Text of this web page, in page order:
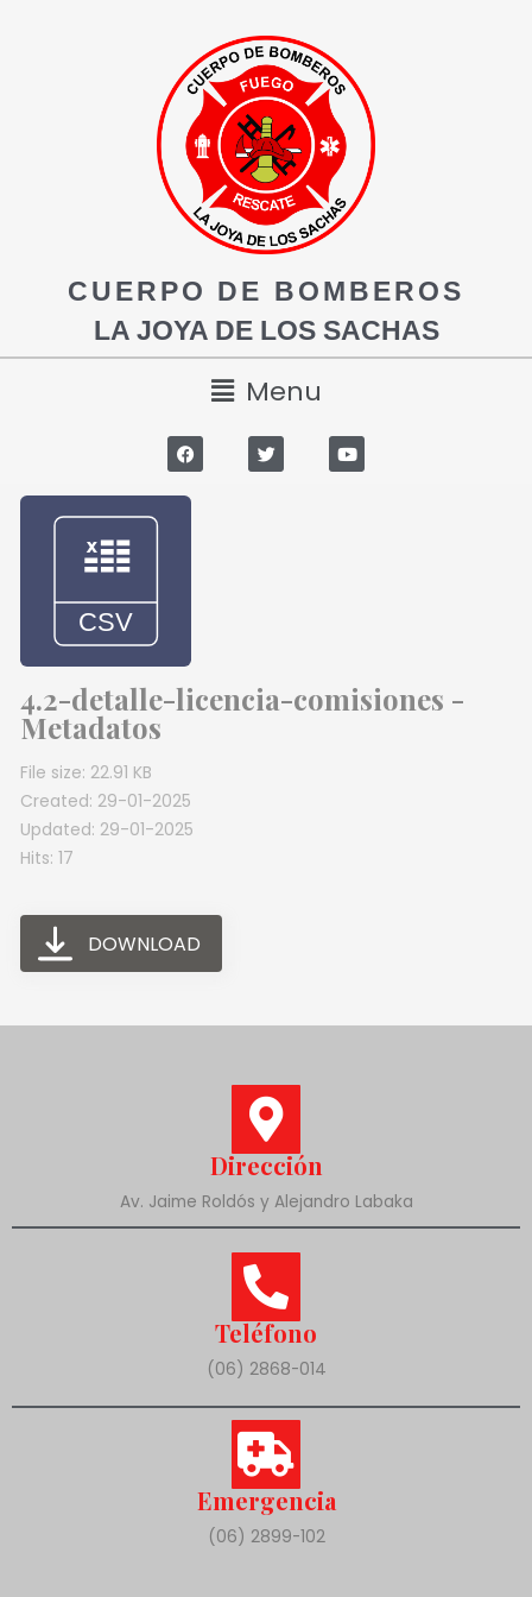
CUERPO DE BOMBEROS
LA JOYA DE LOS SACHAS
Menu
4.2-detalle-licencia-comisiones -
Metadatos
File size: 22.91 KB
Created: 29-01-2025
Updated: 29-01-2025
Hits: 17
DOWNLOAD
Dirección
Av. Jaime Roldós y Alejandro Labaka
Teléfono
(06) 2868-014
Emergencia
(06) 2899-102